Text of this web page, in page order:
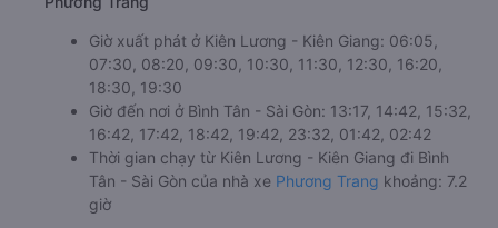
Giờ xuất phát ở Kiên Lương - Kiên Giang: 06:05,
07:30, 08:20, 09:30, 10:30, 11:30, 12:30, 16:20,
18:30, 19:30
Giờ đến nơi ở Bình Tân - Sài Gòn: 13:17, 14:42, 15:32,
16:42, 17:42, 18:42, 19:42, 23:32, 01:42, 02:42
Thời gian chạy từ Kiên Lương - Kiên Giang đi Bình
Tân - Sài Gòn của nhà xe Phương Trang khoảng: 7.2
giờ